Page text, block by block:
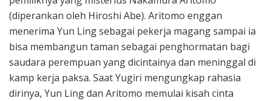
(diperankan oleh Hiroshi Abe). Aritomo enggan
menerima Yun Ling sebagai pekerja magang sampai ia
bisa membangun taman sebagai penghormatan bagi
saudara perempuan yang dicintainya dan meninggal di
kamp kerja paksa. Saat Yugiri mengungkap rahasia
dirinya, Yun Ling dan Aritomo memulai kisah cinta